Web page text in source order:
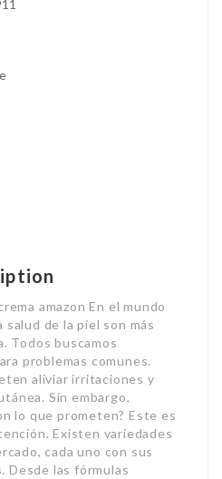
amazon En el mundo
de la piel son más
Todos buscamos
problemas comunes.
aliviar irritaciones y
Sin embargo,
lo que prometen? Este es
Existen variedades
cada uno con sus
Desde las fórmulas